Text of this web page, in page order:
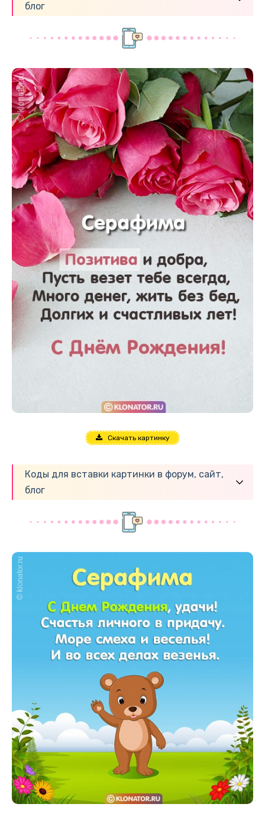
блог
Скачать картинку
Коды для вставки картинки в форум, сайт,
блог